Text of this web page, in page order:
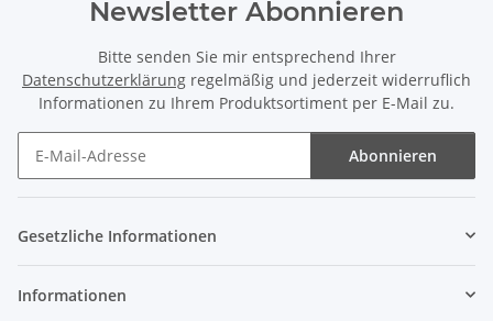
Newsletter Abonnieren
Bitte senden Sie mir entsprechend Ihrer
Datenschutzerklärung regelmäßig und jederzeit widerruflich
Informationen zu Ihrem Produktsortiment per E-Mail zu.
Abonnieren
Gesetzliche Informationen
Informationen